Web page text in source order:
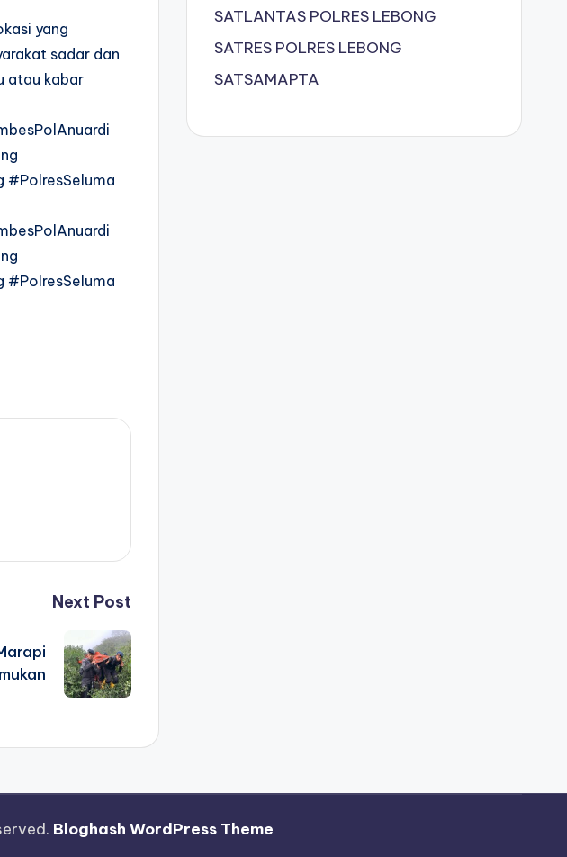
yang
sadar dan
atau kabar
#PolresSeluma
#PolresSeluma
Next Post
SATLANTAS POLRES LEBONG
SATRES POLRES LEBONG
SATSAMAPTA
Bloghash WordPress Theme